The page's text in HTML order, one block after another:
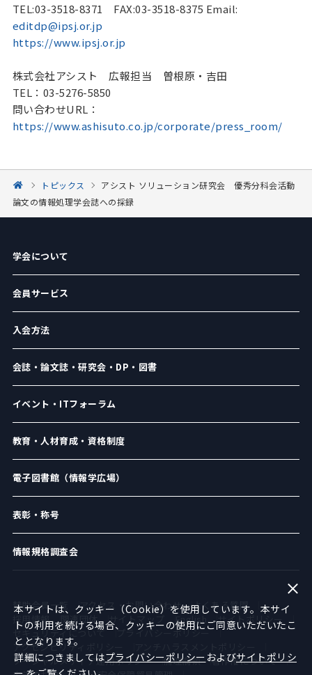
TEL:03-3518-8371 FAX:03-3518-8375 Email:
editdp@ipsj.or.jp
https://www.ipsj.or.jp
株式会社アシスト 広報担当 曽根原・吉田
TEL：03-5276-5850
問い合わせURL：
https://www.ashisuto.co.jp/corporate/press_room/
トピックス
アシスト ソリューション研究会 優秀分科会活動
論文の情報処理学会誌への採録
学会について
会員サービス
入会方法
会誌・論文誌・研究会・DP・図書
イベント・ITフォーラム
教育・人材育成・資格制度
電子図書館（情報学広場）
表彰・称号
情報規格調査会
賛助会員一覧 アクセス・お問い合わせ
よくある質問
採用情報
関連団体 サイトマップ English
サイトポリシー
セキュリティについて
プライバシーポリシー
アクセシビリティポリシー
ソーシャルメディア運用ポリシー
倫理綱領
著作権について
本サイトは、クッキー（Cookie）を使用しています。本サイ
トの利用を続ける場合、クッキーの使用にご同意いただいたこ
ととなります。
詳細につきましてはプライバシーポリシー およびサイトポリシ